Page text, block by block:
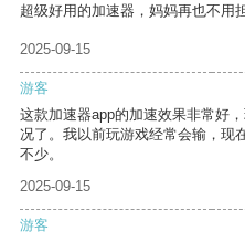
超级好用的加速器，妈妈再也不用
2025-09-15
游客
这款加速器app的加速效果非常好
况了。我以前玩游戏经常会输，现
不少。
2025-09-15
游客